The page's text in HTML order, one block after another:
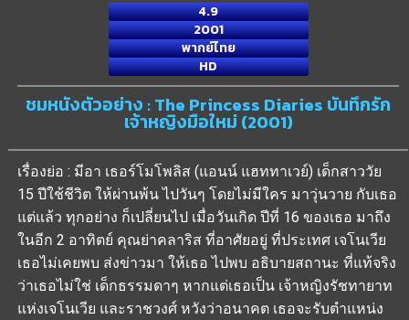
4.9
2001
พากย์ไทย
HD
ชมหนังตัวอย่าง : The Princess Diaries บันทึกรัก
เจ้าหญิงมือใหม่ (2001)
เรื่องย่อ : มีอา เธอร์โมโพลิส (แอนน์ แฮททาเวย์) เด็กสาววัย
15 ปีใช้ชีวิต ให้ผ่านพ้น ไปวันๆ โดยไม่มีใคร มาวุ่นวาย กับเธอ
แต่แล้ว ทุกอย่าง ก็เปลี่ยนไป เมื่อวันเกิด ปีที่ 16 ของเธอ มาถึง
ในอีก 2 อาทิตย์ คุณย่าคลาริส ที่อาศัยอยู่ ที่ประเทศ เจโนเวีย
เธอไม่เคยพบ ส่งข่าวมา ให้เธอ ไปพบ อธิบายสถานะ ที่แท้จริง
ว่าเธอไม่ใช่ เด็กธรรมดาๆ หากแต่เธอเป็น เจ้าหญิงรัชทายาท
แห่งเจโนเวีย และราชวงศ์ หวังว่าอนาคต เธอจะรับตำแหน่ง